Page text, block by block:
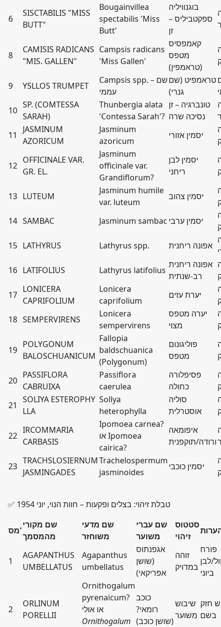
6
SISCTABILIS "MISS
BUTT"
Bougainvillea
spectabilis 'Miss
Butt'
בוגנוויליה
ספקטביליס –
זן
8
CAMISIS RADICANS
"MIS. GALLEN"
Campsis radicans
'Miss Gallen'
קאמפסיס
מטפס
(טראמפין)
9 YSLLOS TRUMPET
Campsis spp. – שם
עממי
טראמפיט (שם
גנרי)
10
SP. (COMTESSA
SARAH)
Thunbergia alata
'Contessa Sarah'?
טונברגיה – זן
נסיכה שרה
11
JASMINUM
AZORICUM
Jasminum
azoricum
יסמין אזורי
12
OFFICINALE VAR.
GR. EL.
Jasminum
officinale var.
Grandiflorum?
יסמין לבן
ריחני
13 LUTEUM
Jasminum humile
var. luteum
יסמין צהוב
14 SAMBAC Jasminum sambac יסמין ערבי
15 LATHYRUS Lathyrus spp. אפונה ריחנית
16 LATIFOLIUS Lathyrus latifolius
אפונה ריחנית
רב-שנתית
17
LONICERA
CAPRIFOLIUM
Lonicera
caprifolium
יערת עזים
18 SEMPERVIRENS
Lonicera
sempervirens
יערה מטפס
מצוי
19
POLYGONUM
BALOSCHUANICUM
Fallopia
baldschuanica
(Polygonum)
פוליגונום
מטפס
20
PASSIFLORA
CABRUIXA
Passiflora
caerulea
פסיפלורה
כחולה
21
SOLIYA ESTEROPHY
LLA
Sollya
heterophylla
סוליה
אוסטרלית
22
IRCOMMARIA
CARBASIS
Ipomoea carnea?
או Ipomoea
cairica?
איפומאה
ורודה/תוקפנית
23
TRACHSLOSIERNUM
JASMINGADES
Trachelospermum
jasminoides
יסמין כוכבי
✅ טבלת זיהוי: בצלים ופקעות – חוות הנוי, יוני 1954
מס'
שם מקורי
מהמסמך
שם מדעי
משוחזר
שם עברי
משוער
סטטוס
זיהוי
1
AGAPANTHUS
UMBELLATUS
Agapanthus
umbellatus
אגפנתוס
(שושן
אפריקאי)
זוהה
במדויק
פורח
לבן
ביוני
2
ORLINUM
PORELLII
Ornithogalum
pyrenaicum?
או אולי
Ornithogalum
כוכב
רומאי?
(שושן כוכב)
שיבוש
משוער
חזק
בשם